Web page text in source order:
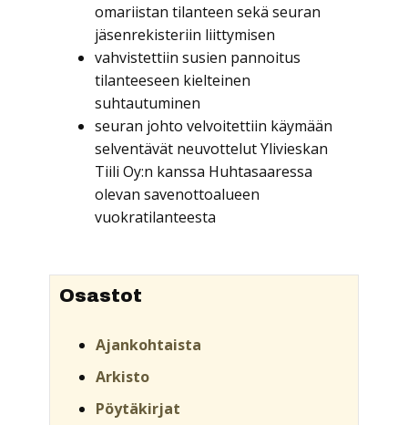
omariistan tilanteen sekä seuran
jäsenrekisteriin liittymisen
vahvistettiin susien pannoitus
tilanteeseen kielteinen
suhtautuminen
seuran johto velvoitettiin käymään
selventävät neuvottelut Ylivieskan
Tiili Oy:n kanssa Huhtasaaressa
olevan savenottoalueen
vuokratilanteesta
Osastot
Ajankohtaista
Arkisto
Pöytäkirjat